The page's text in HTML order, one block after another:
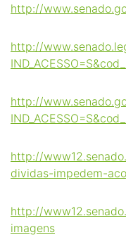
http://
http://
http://
http://
dividas-impedem-
http://
imagens